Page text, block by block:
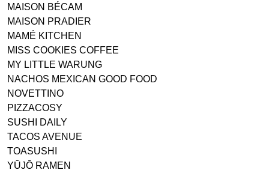
MAISON BÉCAM
MAISON PRADIER
MAMÉ KITCHEN
MISS COOKIES COFFEE
MY LITTLE WARUNG
NACHOS MEXICAN GOOD FOOD
NOVETTINO
PIZZACOSY
SUSHI DAILY
TACOS AVENUE
TOASUSHI
YŪJŌ RAMEN